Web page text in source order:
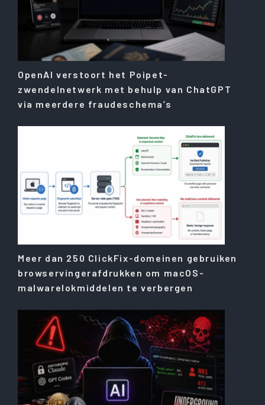
OpenAI verstoort het Poipet-
zwendelnetwerk met behulp van ChatGPT
via meerdere fraudeschema’s
Meer dan 250 ClickFix-domeinen gebruiken
browservingerafdrukken om macOS-
malwarelokmiddelen te verbergen